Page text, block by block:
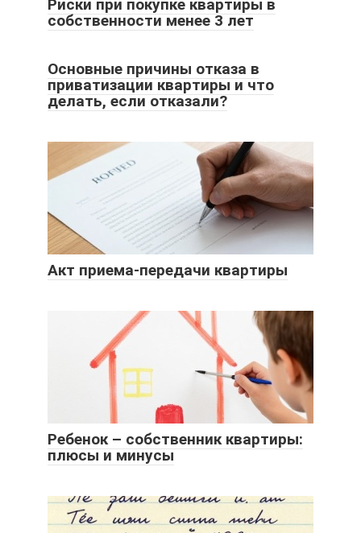
Риски при покупке квартиры в
собственности менее 3 лет
Основные причины отказа в
приватизации квартиры и что
делать, если отказали?
Акт приема-передачи квартиры
Ребенок – собственник квартиры:
плюсы и минусы